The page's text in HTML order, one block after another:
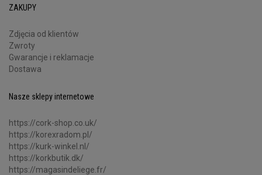
ZAKUPY
Zdjęcia od klientów
Zwroty
Gwarancje i reklamacje
Dostawa
Nasze sklepy internetowe
https://cork-shop.co.uk/
https://korexradom.pl/
https://kurk-winkel.nl/
https://korkbutik.dk/
https://magasindeliege.fr/